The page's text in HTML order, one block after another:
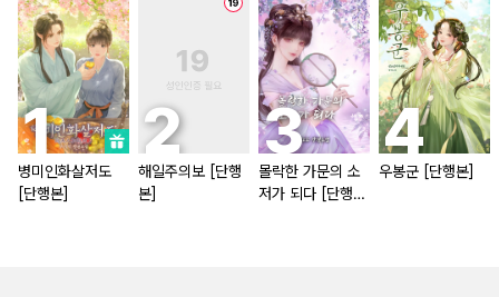
병미인화살저도
[단행본]
해일주의보 [단행
본]
몰락한 가문의 소
저가 되다 [단행
우봉군 [단행본]